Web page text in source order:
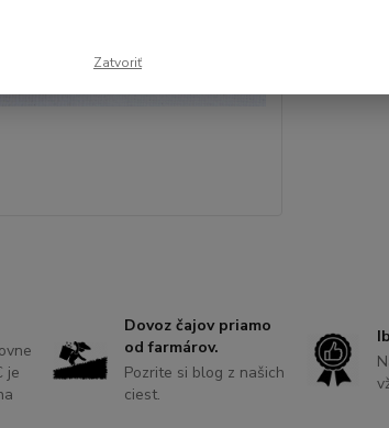
je
Dovoz čajov priamo
od farmárov.
Pozrite si blog z našich
ciest.
Zatvoriť